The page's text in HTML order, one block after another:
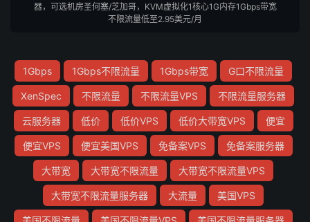
器，可选机房圣何塞/芝加哥，KVM虚拟化1核心1G内存1Gbps带宽
不限流量低至2.95美元/月
1Gbps 1Gbps不限流量 1Gbps带宽 G口不限流量
XenSpec 不限流量 不限流量VPS 不限流量服务器
云服务器 低价 低价VPS 低价大带宽VPS 便宜
便宜VPS 便宜美国VPS 免备案VPS 免备案服务器
大带宽 大带宽不限流量 大带宽不限流量VPS
大带宽不限流量服务器 大流量 美国VPS